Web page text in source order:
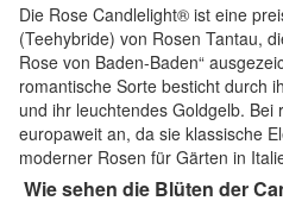
Die Rose Candlelight® ist eine
(Teehybride) von Rosen Tantau,
Rose von Baden-Baden“
romantische Sorte besticht durch
und ihr leuchtendes Goldgelb. Bei
europaweit an, da sie klassische
moderner Rosen für Gärten in
Wie sehen die Blüten der